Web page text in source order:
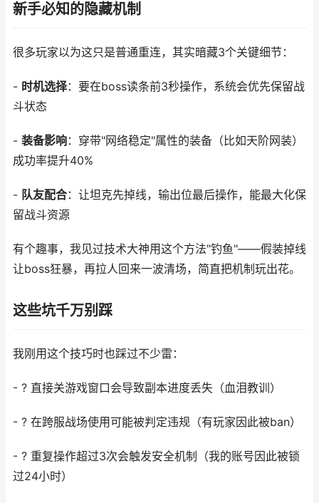
新手必知的隐藏机制
很多玩家以为这只是普通重连，其实暗藏3个关键细节：
- 时机选择：要在boss读条前3秒操作，系统会优先保留战
斗状态
- 装备影响：穿带"网络稳定"属性的装备（比如天阶网装）
成功率提升40%
- 队友配合：让坦克先掉线，输出位最后操作，能最大化保
留战斗资源
有个趣事，我见过技术大神用这个方法"钓鱼"——假装掉线
让boss狂暴，再拉人回来一波清场，简直把机制玩出花。
这些坑千万别踩
我刚用这个技巧时也踩过不少雷：
- ? 直接关游戏窗口会导致副本进度丢失（血泪教训）
- ? 在跨服战场使用可能被判定违规（有玩家因此被ban）
- ? 重复操作超过3次会触发安全机制（我的账号因此被锁
过24小时）